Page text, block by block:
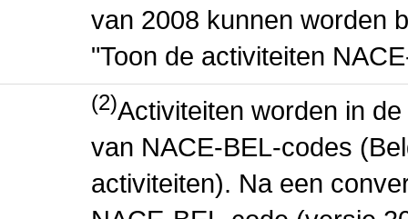
van 2008 kunnen worden
"Toon de activiteiten
(2)Activiteiten worden in
van NACE-BEL-codes
activiteiten). Na een